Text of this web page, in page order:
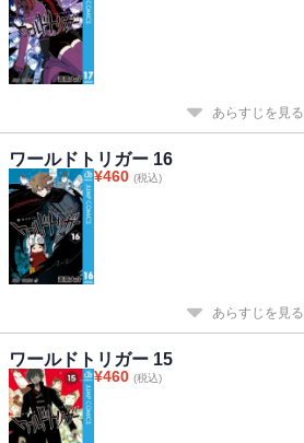
あらすじを見る
ワールドトリガー 16
¥460 (税込)
あらすじを見る
ワールドトリガー 15
¥460 (税込)